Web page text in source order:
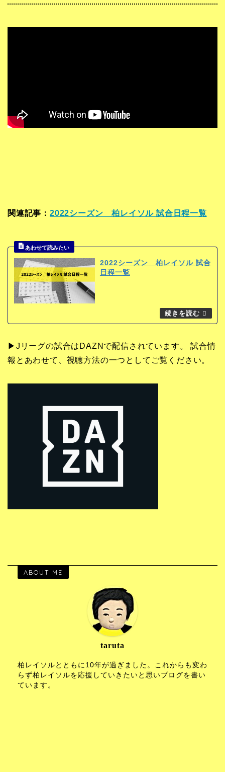
関連記事： 2022シーズン 柏レイソル 試合日程一覧
2022シーズン 柏レイソル 試合
日程一覧
▶Jリーグの試合はDAZNで配信されています。 試合情
報とあわせて、視聴方法の一つとしてご覧ください。
ABOUT ME
taruta
柏レイソルとともに10年が過ぎました。これからも変わ
らず柏レイソルを応援していきたいと思いブログを書い
ています。